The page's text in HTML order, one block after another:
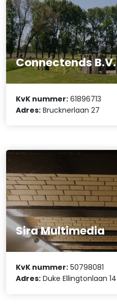
Connectends B.V.
KvK nummer: 61896713
Adres: Brucknerlaan 27
Sira Multimedia
KvK nummer: 50798081
Adres: Duke Ellingtonlaan 14